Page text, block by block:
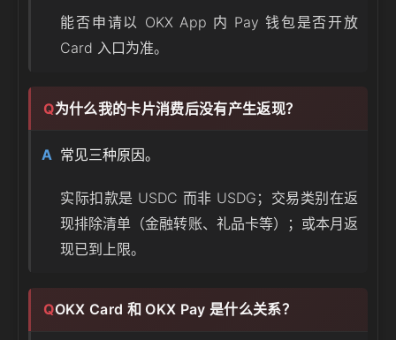
能否申请以 OKX App 内 Pay 钱包是否开放
Card 入口为准。
为什么我的卡片消费后没有产生返现？
常见三种原因。
实际扣款是 USDC 而非 USDG；交易类别在返
现排除清单（金融转账、礼品卡等）；或本月返
现已到上限。
OKX Card 和 OKX Pay 是什么关系？